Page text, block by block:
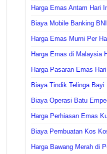
Harga Emas Antam Hari
Biaya Mobile Banking BNI
Harga Emas Murni Per
Harga Emas di Malaysia
Harga Pasaran Emas
Biaya Tindik Telinga Bayi
Biaya Operasi Batu
Harga Perhiasan Emas
Biaya Pembuatan Kos
Harga Bawang Merah di